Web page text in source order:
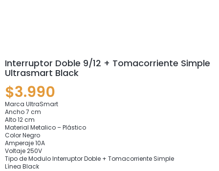
Interruptor Doble 9/12 + Tomacorriente Simple
Ultrasmart Black
$3.990
Marca UltraSmart
Ancho 7 cm
Alto 12 cm
Material Metalico – Plástico
Color Negro
Amperaje 10A
Voltaje 250V
Tipo de Modulo Interruptor Doble + Tomacorriente Simple
Línea Black